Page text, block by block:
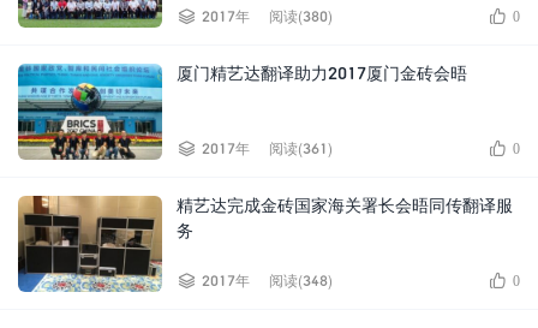
 2017年 阅读(380)  0
厦门精艺达翻译助力2017厦门金砖会晤
 2017年 阅读(361)  0
精艺达完成金砖国家海关署长会晤同传翻译服
务
 2017年 阅读(348)  0